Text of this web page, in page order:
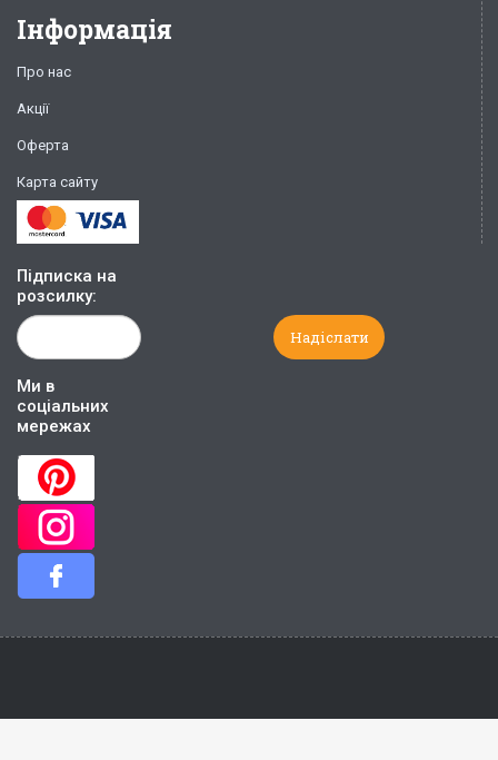
Інформація
Про нас
Акції
Оферта
Карта сайту
Підписка на
розсилку:
Ми в
соціальних
мережах